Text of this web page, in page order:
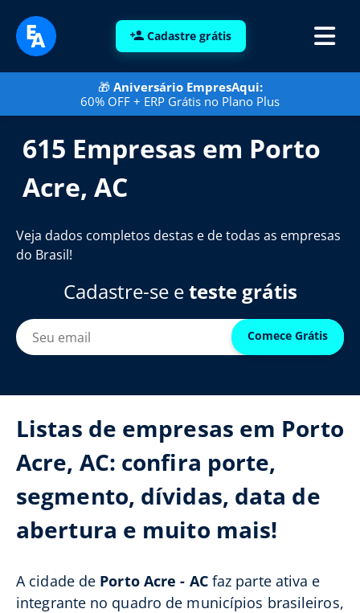
Cadastre grátis
🎁 Aniversário EmpresAqui:
60% OFF + ERP Grátis no Plano Plus
615 Empresas em Porto
Acre, AC
Veja dados completos destas e de todas as empresas
do Brasil!
Cadastre-se eteste grátis
Comece Grátis
Listas de empresas em Porto
Acre, AC: confira porte,
segmento, dívidas, data de
abertura e muito mais!
A cidade de Porto Acre - ACfaz parte ativa e
integrante no quadro de municípios brasileiros,